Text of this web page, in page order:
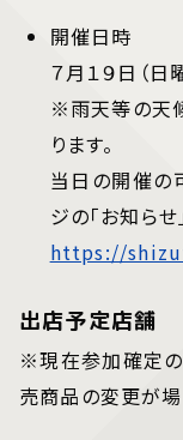
開催日時
７月１９日（日
※雨天等の天
ります。
当日の開催の
ジの「お知らせ
https://
出店予定店舗
※現在参加確定の
売商品の変更が場